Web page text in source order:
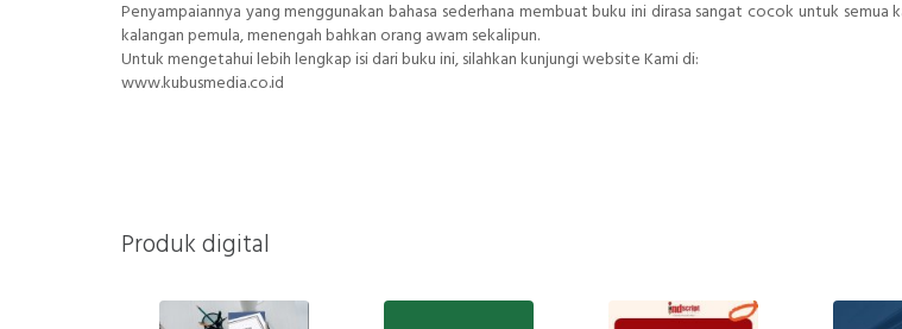
Penyampaiannya yang menggunakan bahasa sederhana membuat buku ini dirasa sangat cocok untuk semua
kalangan pemula, menengah bahkan orang awam sekalipun.
Untuk mengetahui lebih lengkap isi dari buku ini, silahkan kunjungi website Kami di:
www.kubusmedia.co.id
Produk digital